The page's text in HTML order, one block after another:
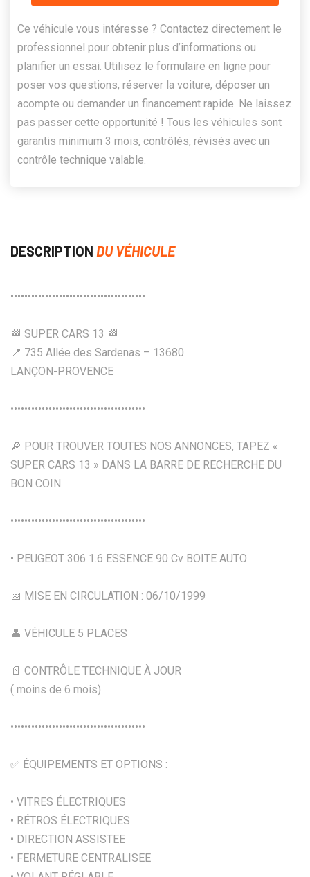
Ce véhicule vous intéresse ? Contactez directement le
professionnel pour obtenir plus d’informations ou
planifier un essai. Utilisez le formulaire en ligne pour
poser vos questions, réserver la voiture, déposer un
acompte ou demander un financement rapide. Ne laissez
pas passer cette opportunité ! Tous les véhicules sont
garantis minimum 3 mois, contrôlés, révisés avec un
contrôle technique valable.
DESCRIPTION DU VÉHICULE
•••••••••••••••••••••••••••••••••••••••
🏁 SUPER CARS 13 🏁
📍 735 Allée des Sardenas – 13680
LANÇON-PROVENCE
•••••••••••••••••••••••••••••••••••••••
🔎 POUR TROUVER TOUTES NOS ANNONCES, TAPEZ «
SUPER CARS 13 » DANS LA BARRE DE RECHERCHE DU
BON COIN
•••••••••••••••••••••••••••••••••••••••
• PEUGEOT 306 1.6 ESSENCE 90 Cv BOITE AUTO
📅 MISE EN CIRCULATION : 06/10/1999
👤 VÉHICULE 5 PLACES
📄 CONTRÔLE TECHNIQUE À JOUR
( moins de 6 mois)
•••••••••••••••••••••••••••••••••••••••
✅ ÉQUIPEMENTS ET OPTIONS :
• VITRES ÉLECTRIQUES
• RÉTROS ÉLECTRIQUES
• DIRECTION ASSISTEE
• FERMETURE CENTRALISEE